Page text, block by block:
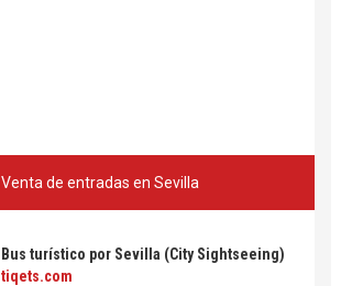
Venta de entradas en Sevilla
Bus turístico por Sevilla (City Sightseeing)
tiqets.com